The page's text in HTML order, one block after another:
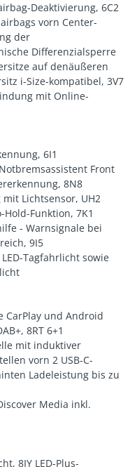
Deaktivierung, 6C2
vorn Center-
der
Differenzialsperre
auf denäußeren
i-Size-kompatibel, 3V7
mit Online-
6I1
Front
8N8
Lichtsensor, UH2
Funktion, 7K1
- Warnsignale bei
9I5
Tagfahrlicht sowie
CarPlay und Android
8RT 6+1
mit induktiver
vorn 2 USB-C-
Ladeleistung bis zu
Media inkl.
8IY LED-Plus-